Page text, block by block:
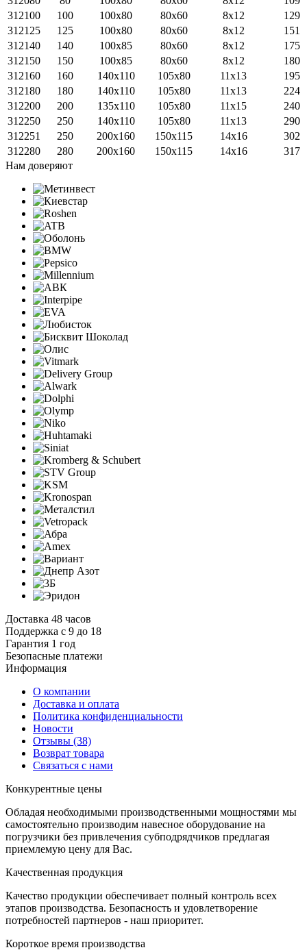
312100
100 100x80 80x60 8x12
129
312125
125 100x80 80x60 8x12
151
312140
140 100х85 80x60 8x12
175
312150
150 100х85 80x60 8x12
180
312160
160 140x110 105x80 11x13
195
312180
180 140x110 105x80 11x13
224
312200
200 135х110 105x80 11x15
240
312250
250 140x110 105x80 11x13
290
312251
250 200x160 150x115 14x16
302
312280
280 200x160 150x115 14x16
317
Нам доверяют
Доставка 48 часов
Поддержка с 9 до 18
Гарантия 1 год
Безопасные платежи
Информация
О компании
Доставка и оплата
Политика конфиденциальности
Новости
Отзывы (38)
Возврат товара
Связаться с нами
Конкурентные цены
Обладая необходимыми производственными мощностями мы
самостоятельно производим навесное оборудование на
погрузчики без привлечения субподрядчиков предлагая
приемлемую цену для Вас.
Качественная продукция
Качество продукции обеспечивает полный контроль всех
этапов производства. Безопасность и удовлетворение
потребностей партнеров - наш приоритет.
Короткое время производства